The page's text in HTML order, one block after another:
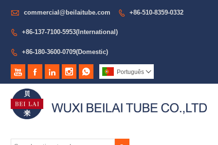
 commercial@beilaitube.com  +86-510-8359-0332
 +86-137-7100-5953(International)
 +86-180-3600-0709(Domestic)
     Português 